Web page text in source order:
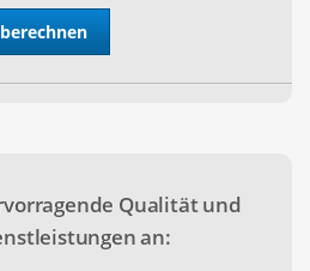
Qualität und
an: